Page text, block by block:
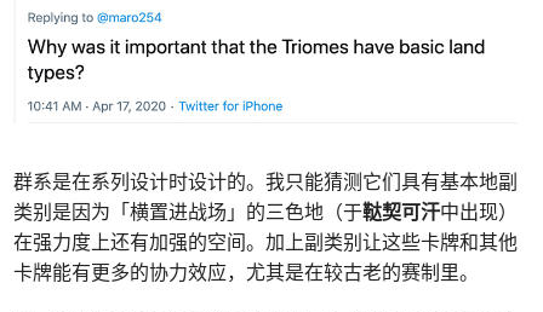
群系是在系列设计时设计的。我只能猜测它们具有基本地副
类别是因为「横置进战场」的三色地（于鞑契可汗中出现）
在强力度上还有加强的空间。加上副类别让这些卡牌和其他
卡牌能有更多的协力效应，尤其是在较古老的赛制里。